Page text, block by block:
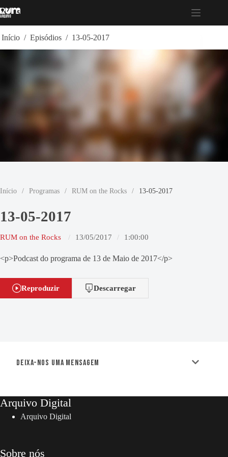
para
Início / Episódios / 13-05-2017
Início / Programas / RUM on the Rocks / 13-05-2017
13-05-2017
RUM on the Rocks 13/05/2017 1:00:00
<p>Podcast do programa de 13 de Maio de 2017</p>
Reproduzir Descarregar
Deixa-nos uma mensagem
Arquivo Digital
Arquivo Digital
Sobre nós